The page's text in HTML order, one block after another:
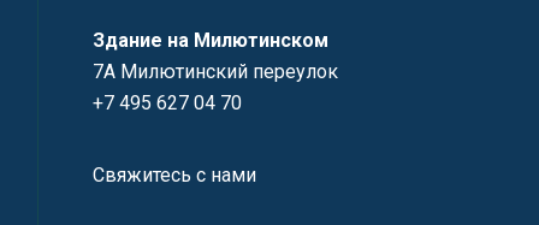
Здание на Милютинском
7А Милютинский переулок
+7 495 627 04 70
Свяжитесь с нами